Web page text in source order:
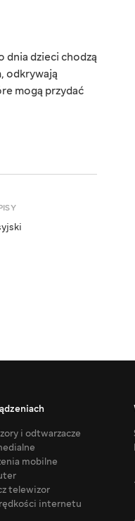
dnia dzieci chodzą
odkrywają
mogą przydać
i odtwarzacze
mobilne
telewizor
internetu